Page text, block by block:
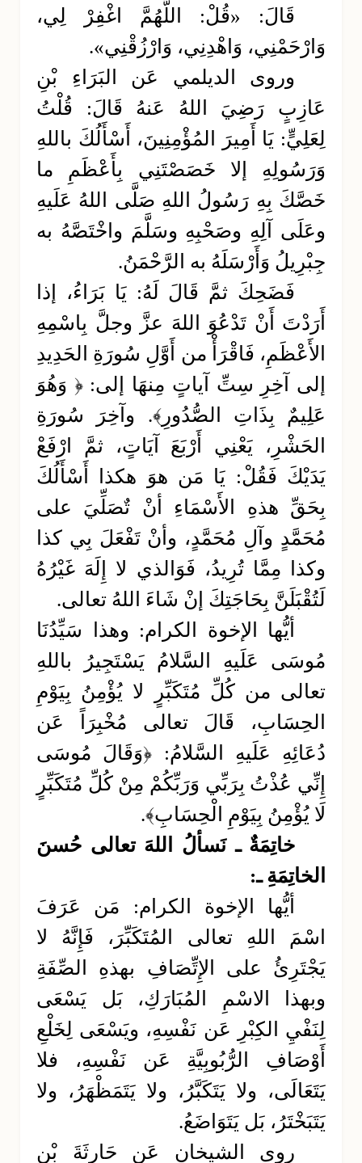
قَالَ: «قُلْ: اللَّهُمَّ اغْفِرْ لِي،
وَارْحَمْنِي، وَاهْدِنِي، وَارْزُقْنِي».
وروى الديلمي عَن البَرَاءِ بْنِ
عَازِبٍ رَضِيَ اللهُ عَنهُ قَالَ: قُلْتُ
لِعَلِيٍّ: يَا أَمِيرَ المُؤْمِنِينَ، أَسْأَلُكَ باللهِ
وَرَسُولِهِ إلا خَصَصْتَنِي بِأَعْظَمِ ما
خَصَّكَ بِهِ رَسُولُ اللهِ صَلَّى اللهُ عَلَيهِ
وعَلَى آلِهِ وصَحْبِهِ وسَلَّمَ واخْتَصَّهُ به
جِبْرِيلُ وَأَرْسَلَهُ به الرَّحْمَنُ.
فَضَحِكَ ثمَّ قَالَ لَهُ: يَا بَرَاءُ، إذا
أَرَدْتَ أَنْ تَدْعُوَ اللهَ عزَّ وجلَّ بِاسْمِهِ
الأَعْظَمِ، فَاقْرَأْ من أَوَّلِ سُورَةِ الحَدِيدِ
إلى آخِرِ سِتِّ آياتٍ مِنهَا إلى: ﴿ وَهُوَ
عَلِيمٌ بِذَاتِ الصُّدُورِ﴾. وآخِرَ سُورَةِ
الحَشْرِ، يَعْنِي أَرْبَعَ آيَاتٍ، ثمَّ ارْفَعْ
يَدَيْكَ فَقُلْ: يَا مَن هوَ هكذا أَسْأَلُكَ
بِحَقِّ هذهِ الأَسْمَاءِ أنْ تٌصَلِّيَ على
مُحَمَّدٍ وآلِ مُحَمَّدٍ، وأنْ تَفْعَلَ بِي كذا
وكذا مِمَّا تُرِيدُ، فَوَالذي لا إِلَهَ غَيْرُهُ
لَتُقْبَلَنَّ بِحَاجَتِكَ إنْ شَاءَ اللهُ تعالى.
أيُّها الإخوة الكرام: وهذا سَيِّدُنَا
مُوسَى عَلَيهِ السَّلامُ يَسْتَجِيرُ باللهِ
تعالى من كُلِّ مُتَكَبِّرٍ لا يُؤْمِنُ بِيَوْمِ
الحِسَابِ، قَالَ تعالى مُخْبِرَاً عَن
دُعَائِهِ عَلَيهِ السَّلامُ: ﴿وَقَالَ مُوسَى
إِنِّي عُذْتُ بِرَبِّي وَرَبِّكُمْ مِنْ كُلِّ مُتَكَبِّرٍ
لَا يُؤْمِنُ بِيَوْمِ الْحِسَابِ﴾.
خاتِمَةٌ ـ نَسألُ اللهَ تعالى حُسنَ
الخاتِمَةِ ـ:
أيُّها الإخوة الكرام: مَن عَرَفَ
اسْمَ اللهِ تعالى المُتَكَبِّرَ، فَإِنَّهُ لا
يَجْتَرِئُ على الإِتِّصَافِ بهذهِ الصِّفَةِ
وبهذا الاسْمِ المُبَارَكِ، بَل يَسْعَى
لِنَفْيِ الكِبْرِ عَن نَفْسِهِ، ويَسْعَى لِخَلْعِ
أَوْصَافِ الرُّبُوبِيَّةِ عَن نَفْسِهِ، فلا
يَتَعَالَى، ولا يَتَكَبَّرُ، ولا يَتَمَظْهَرُ، ولا
يَتَبَخْتَرُ، بَل يَتَوَاضَعُ.
روى الشيخان عَن حَارِثَةَ بْنِ